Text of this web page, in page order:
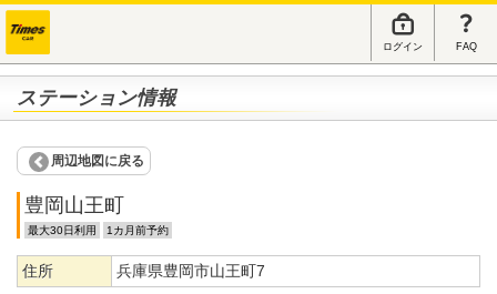
ログイン FAQ
ステーション情報
周辺地図に戻る
豊岡山王町
最大30日利用 1カ月前予約
住所 兵庫県豊岡市山王町7